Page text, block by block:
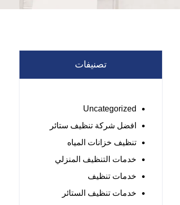
تصنيفات
Uncategorized
افضل شركة تنظيف ستائر
تنظيف خزانات المياه
خدمات التنظيف المنزلي
خدمات تنظيف
خدمات تنظيف الستائر